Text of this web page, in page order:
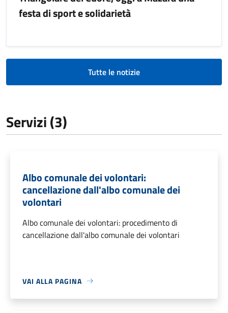
festa di sport e solidarietà
Tutte le notizie
Servizi (3)
Albo comunale dei volontari:
cancellazione dall'albo comunale dei
volontari
Albo comunale dei volontari: procedimento di
cancellazione dall'albo comunale dei volontari
VAI ALLA PAGINA